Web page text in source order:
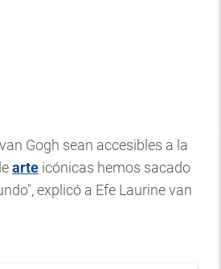
Gogh sean accesibles a la
arte icónicas hemos sacado
explicó a Efe Laurine van